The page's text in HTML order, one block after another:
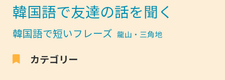
韓国語で友達の話を聞く
韓国語で短いフレーズ 龍山・三角地
カテゴリー